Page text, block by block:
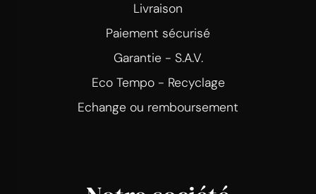
Livraison
Paiement sécurisé
Garantie - S.A.V.
Eco Tempo - Recyclage
Echange ou remboursement